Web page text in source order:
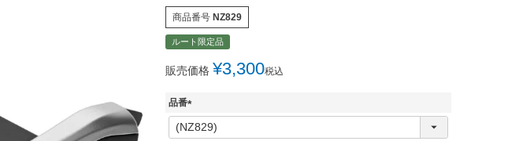
商品番号 NZ829
ルート限定品
販売価格 ¥3,300税込
品番
(
必